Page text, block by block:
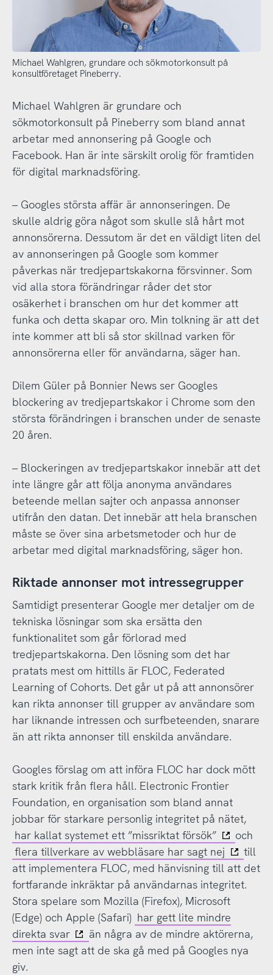
Michael Wahlgren, grundare och sökmotorkonsult på
konsultföretaget Pineberry.
Michael Wahlgren är grundare och
sökmotorkonsult på Pineberry som bland annat
arbetar med annonsering på Google och
Facebook. Han är inte särskilt orolig för framtiden
för digital marknadsföring.
– Googles största affär är annonseringen. De
skulle aldrig göra något som skulle slå hårt mot
annonsörerna. Dessutom är det en väldigt liten del
av annonseringen på Google som kommer
påverkas när tredjepartskakorna försvinner. Som
vid alla stora förändringar råder det stor
osäkerhet i branschen om hur det kommer att
funka och detta skapar oro. Min tolkning är att det
inte kommer att bli så stor skillnad varken för
annonsörerna eller för användarna, säger han.
Dilem Güler på Bonnier News ser Googles
blockering av tredjepartskakor i Chrome som den
största förändringen i branschen under de senaste
20 åren.
– Blockeringen av tredjepartskakor innebär att det
inte längre går att följa anonyma användares
beteende mellan sajter och anpassa annonser
utifrån den datan. Det innebär att hela branschen
måste se över sina arbetsmetoder och hur de
arbetar med digital marknadsföring, säger hon.
Riktade annonser mot intressegrupper
Samtidigt presenterar Google mer detaljer om de
tekniska lösningar som ska ersätta den
funktionalitet som går förlorad med
tredjepartskakorna. Den lösning som det har
pratats mest om hittills är FLOC, Federated
Learning of Cohorts. Det går ut på att annonsörer
kan rikta annonser till grupper av användare som
har liknande intressen och surfbeteenden, snarare
än att rikta annonser till enskilda användare.
Googles förslag om att införa FLOC har dock mött
stark kritik från flera håll. Electronic Frontier
Foundation, en organisation som bland annat
jobbar för starkare personlig integritet på nätet,
har kallat systemet ett ”missriktat försök”
och
flera tillverkare av webbläsare har sagt nej
till
att implementera FLOC, med hänvisning till att det
fortfarande inkräktar på användarnas integritet.
Stora spelare som Mozilla (Firefox), Microsoft
(Edge) och Apple (Safari) har gett lite mindre
direkta svar
än några av de mindre aktörerna,
men inte sagt att de ska gå med på Googles nya
giv.